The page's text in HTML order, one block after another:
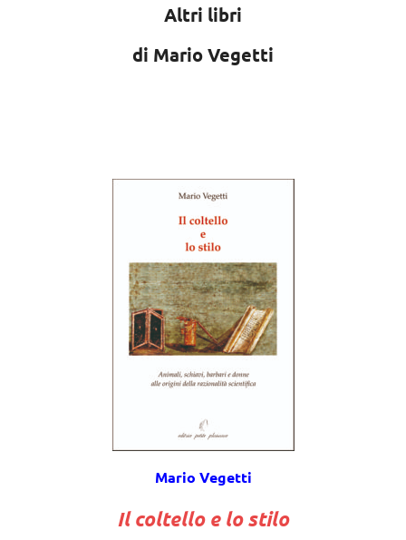
Altri libri
di Mario Vegetti
Mario Vegetti
Il coltello e lo stilo